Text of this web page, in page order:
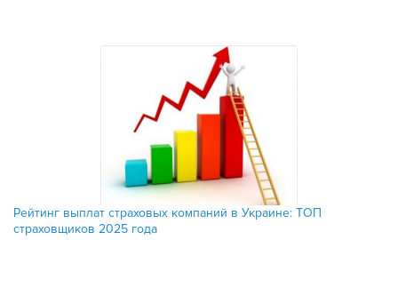
Рейтинг выплат страховых компаний в Украине: ТОП
страховщиков 2025 года